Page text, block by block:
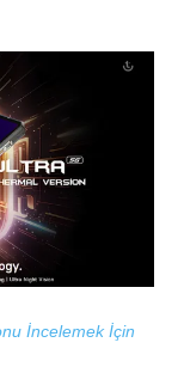
İncelemek İçin